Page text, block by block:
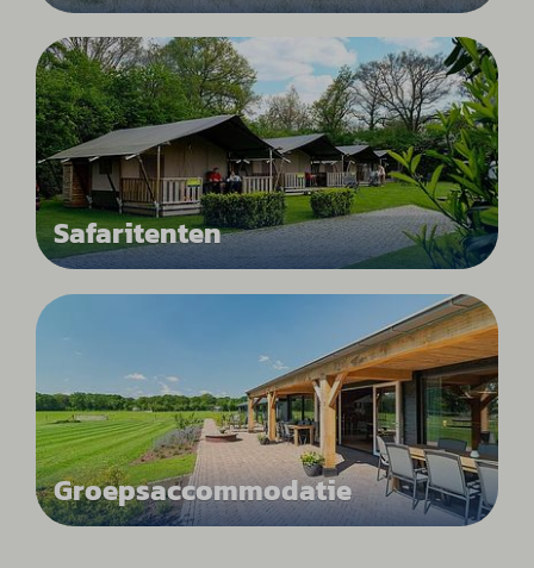
Safaritenten
Groepsaccommodatie